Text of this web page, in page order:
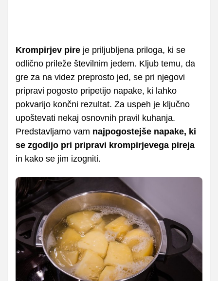
Krompirjev pire je priljubljena priloga, ki se
odlično prileže številnim jedem. Kljub temu, da
gre za na videz preprosto jed, se pri njegovi
pripravi pogosto pripetijo napake, ki lahko
pokvarijo končni rezultat. Za uspeh je ključno
upoštevati nekaj osnovnih pravil kuhanja.
Predstavljamo vam najpogostejše napake, ki
se zgodijo pri pripravi krompirjevega pireja
in kako se jim izogniti.